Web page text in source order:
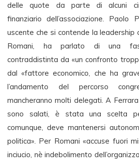
delle quote da parte di alcuni
finanziario dell’associazione. Paolo
uscente che si contende la leadership
Romani, ha parlato di una
contraddistinta da «un confronto
dal «fattore economico, che ha
l’andamento del percorso
mancheranno molti delegati. A
sono salati, è stata una scelta
comunque, deve mantenersi
politica». Per Romani «accuse fuori
inciucio, nè indebolimento